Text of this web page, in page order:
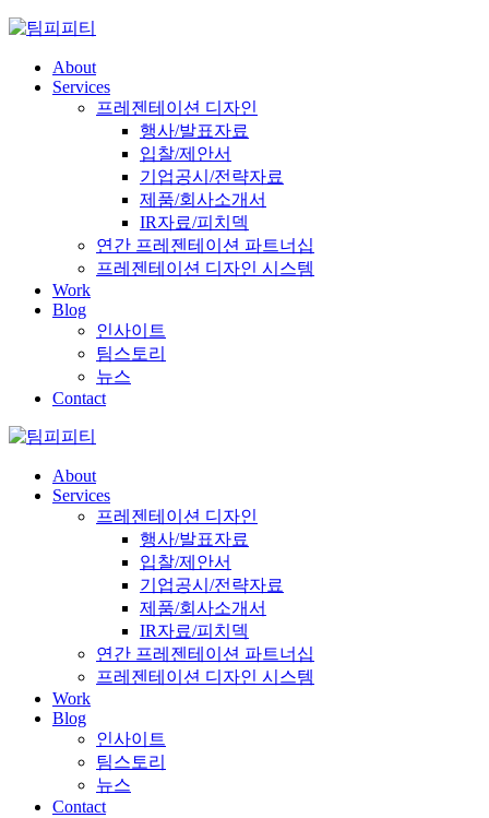
Skip
contentAbout
Services
프레젠테이션 디자인
행사/발표자료
입찰/제안서
기업공시/전략자료
제품/회사소개서
IR자료/피치덱
연간 프레젠테이션 파트너십
프레젠테이션 디자인 시스템
Work
Blog
인사이트
팀스토리
뉴스
Contact
About
Services
프레젠테이션 디자인
행사/발표자료
입찰/제안서
기업공시/전략자료
제품/회사소개서
IR자료/피치덱
연간 프레젠테이션 파트너십
프레젠테이션 디자인 시스템
Work
Blog
인사이트
팀스토리
뉴스
Contact